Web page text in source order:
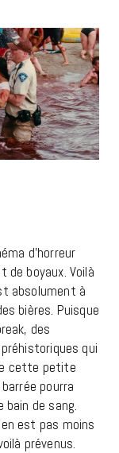
d’horreur
de boyaux. Voilà
absolument à
bières. Puisque
des
qui
cette petite
pourra
de sang.
est pas moins
prévenus.